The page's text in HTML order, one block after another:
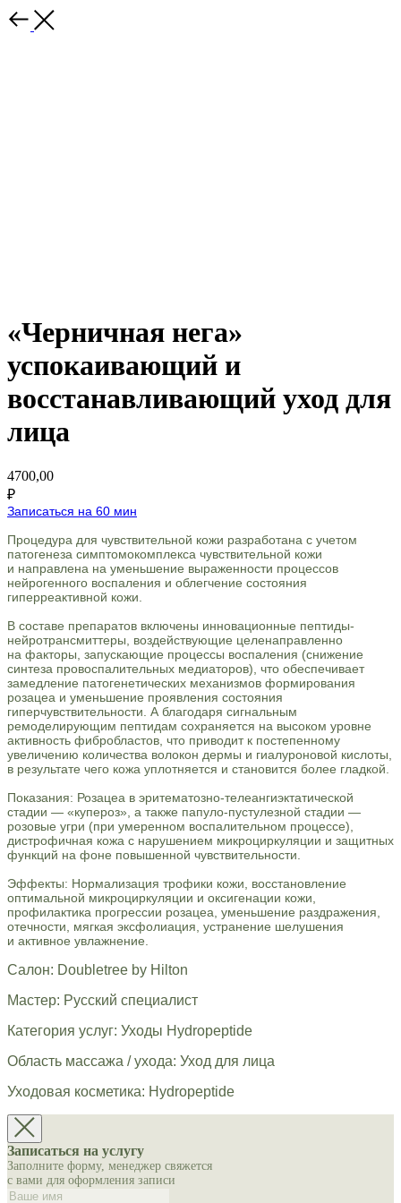
«Черничная нега»
успокаивающий и
восстанавливающий уход для
лица
4700,00
₽
Записаться на 60 мин
Процедура для чувствительной кожи разработана с учетом
патогенеза симптомокомплекса чувствительной кожи
и направлена на уменьшение выраженности процессов
нейрогенного воспаления и облегчение состояния
гиперреактивной кожи.
В составе препаратов включены инновационные пептиды-
нейротрансмиттеры, воздействующие целенаправленно
на факторы, запускающие процессы воспаления (снижение
синтеза провоспалительных медиаторов), что обеспечивает
замедление патогенетических механизмов формирования
розацеа и уменьшение проявления состояния
гиперчувствительности. А благодаря сигнальным
ремоделирующим пептидам сохраняется на высоком уровне
активность фибробластов, что приводит к постепенному
увеличению количества волокон дермы и гиалуроновой кислоты,
в результате чего кожа уплотняется и становится более гладкой.
Показания: Розацеа в эритематозно-телеангиэктатической
стадии — «купероз», а также папуло-пустулезной стадии —
розовые угри (при умеренном воспалительном процессе),
дистрофичная кожа с нарушением микроциркуляции и защитных
функций на фоне повышенной чувствительности.
Эффекты: Нормализация трофики кожи, восстановление
оптимальной микроциркуляции и оксигенации кожи,
профилактика прогрессии розацеа, уменьшение раздражения,
отечности, мягкая эксфолиация, устранение шелушения
и активное увлажнение.
Салон: Doubletree by Hilton
Мастер: Русский специалист
Категория услуг: Уходы Hydropeptide
Область массажа / ухода: Уход для лица
Уходовая косметика: Hydropeptide
Записаться на услугу
Заполните форму, менеджер свяжется
с вами для оформления записи